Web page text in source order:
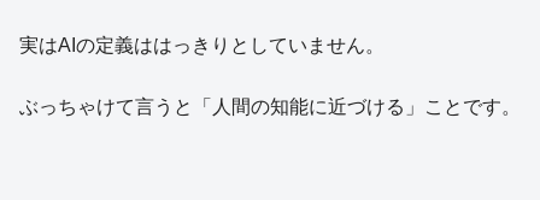
実はAIの定義ははっきりとしていません。
ぶっちゃけて言うと「人間の知能に近づける」ことです。